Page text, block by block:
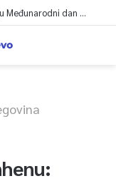
SOS Dječija sela BiH u Vijećnici obilježavaju Međunarodni dan mladih: Više od 200 zaposlenih i stambena podrška za osamostaljivanje